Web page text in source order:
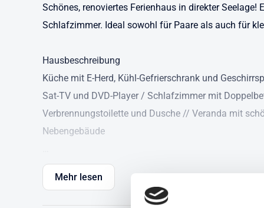
Schönes, renoviertes Ferienhaus in direkter
Schlafzimmer. Ideal sowohl für Paare als auch für
Hausbeschreibung
Küche mit E-Herd, Kühl-Gefrierschrank und
Sat-TV und DVD-Player / Schlafzimmer mit
Verbrennungstoilette und Dusche // Veranda mit
Nebengebäude
Detailbeschreibung
In toller Lage, direkt am Bade- und Angelsee
68m²) verfügt über zwei Schlafzimmer, ein
Mehr lesen